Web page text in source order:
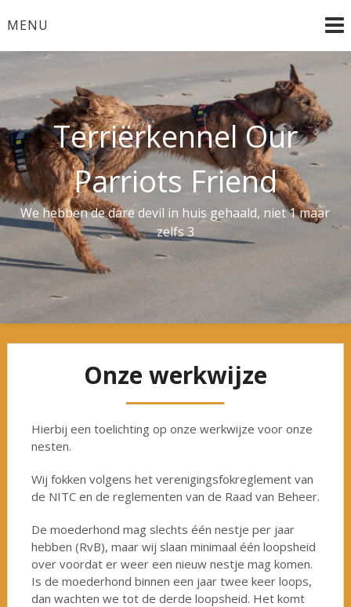
naar
inhoud
MENU
Terriërkennel Our
Parriots Friend
We hebben de dare devil in huis gehaald, niet 1 maar
zelfs 3
Onze werkwijze
Hierbij een toelichting op onze werkwijze voor onze
nesten.
Wij fokken volgens het verenigingsfokreglement van
de NITC en de reglementen van de Raad van Beheer.
De moederhond mag slechts één nestje per jaar
hebben (RvB), maar wij slaan minimaal één loopsheid
over voordat er weer een nieuw nestje mag komen.
Is de moederhond binnen een jaar twee keer loops,
dan wachten we tot de derde loopsheid. Het komt